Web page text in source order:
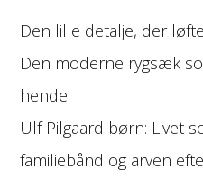
Den lille detalje, der
Den moderne rygsæk
hende
Ulf Pilgaard børn: Livet
familiebånd og arven